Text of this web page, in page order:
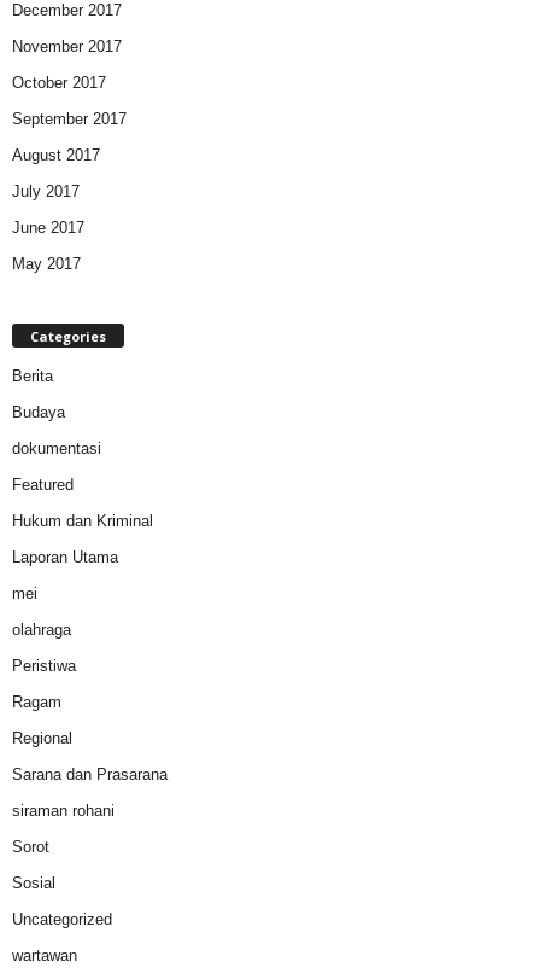
December 2017
November 2017
October 2017
September 2017
August 2017
July 2017
June 2017
May 2017
Categories
Berita
Budaya
dokumentasi
Featured
Hukum dan Kriminal
Laporan Utama
mei
olahraga
Peristiwa
Ragam
Regional
Sarana dan Prasarana
siraman rohani
Sorot
Sosial
Uncategorized
wartawan